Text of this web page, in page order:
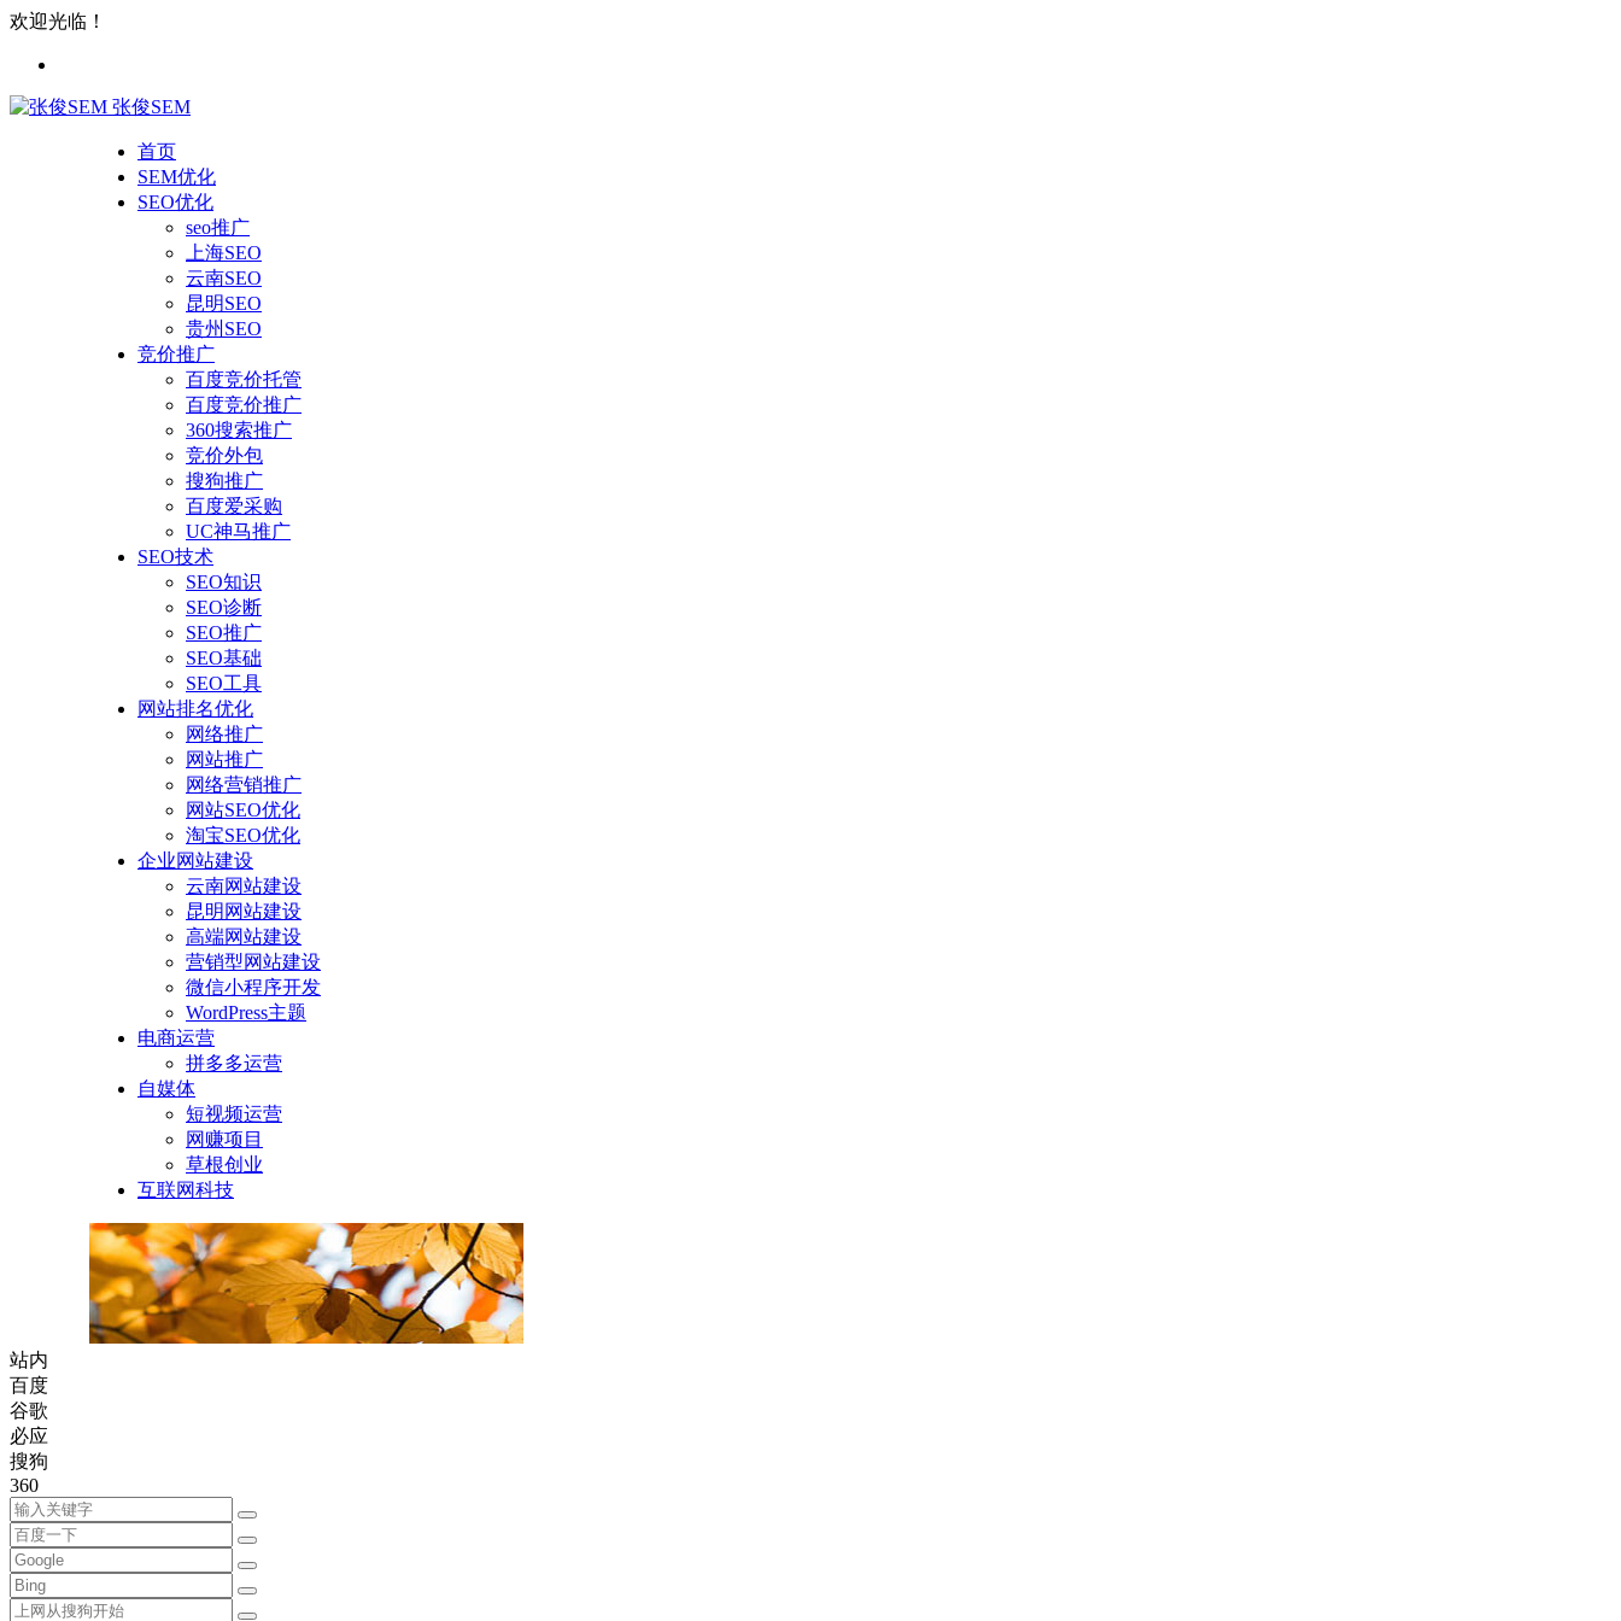
欢迎光临！
张俊SEM
首页
SEM优化
SEO优化
seo推广
上海SEO
云南SEO
昆明SEO
贵州SEO
竞价推广
百度竞价托管
百度竞价推广
360搜索推广
竞价外包
搜狗推广
百度爱采购
UC神马推广
SEO技术
SEO知识
SEO诊断
SEO推广
SEO基础
SEO工具
网站排名优化
网络推广
网站推广
网络营销推广
网站SEO优化
淘宝SEO优化
企业网站建设
云南网站建设
昆明网站建设
高端网站建设
营销型网站建设
微信小程序开发
WordPress主题
电商运营
拼多多运营
自媒体
短视频运营
网赚项目
草根创业
互联网科技
站内
百度
谷歌
必应
搜狗
360